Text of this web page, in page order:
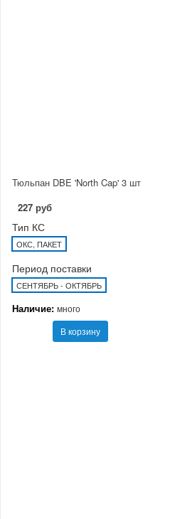
Тюльпан DBE 'North Cap' 3 шт
227 руб
Тип КС
ОКС, ПАКЕТ
Период поставки
СЕНТЯБРЬ - ОКТЯБРЬ
Наличие: много
В корзину